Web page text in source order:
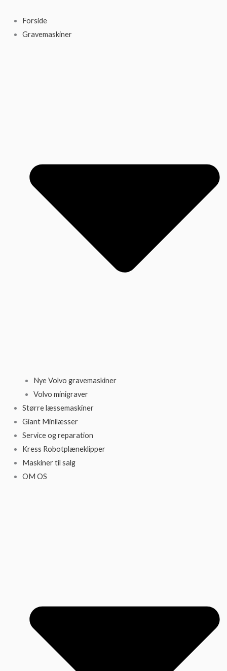
indholdet
Forside
Gravemaskiner
Nye Volvo gravemaskiner
Volvo minigraver
Større læssemaskiner
Giant Minilæsser
Service og reparation
Kress Robotplæneklipper
Maskiner til salg
OM OS